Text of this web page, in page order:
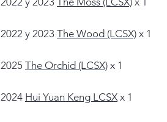
2022 y 2023 The Wood (LCSX) x 1
2025 The Orchid (LCSX) x 1
2024 Hui Yuan Keng LCSX x 1